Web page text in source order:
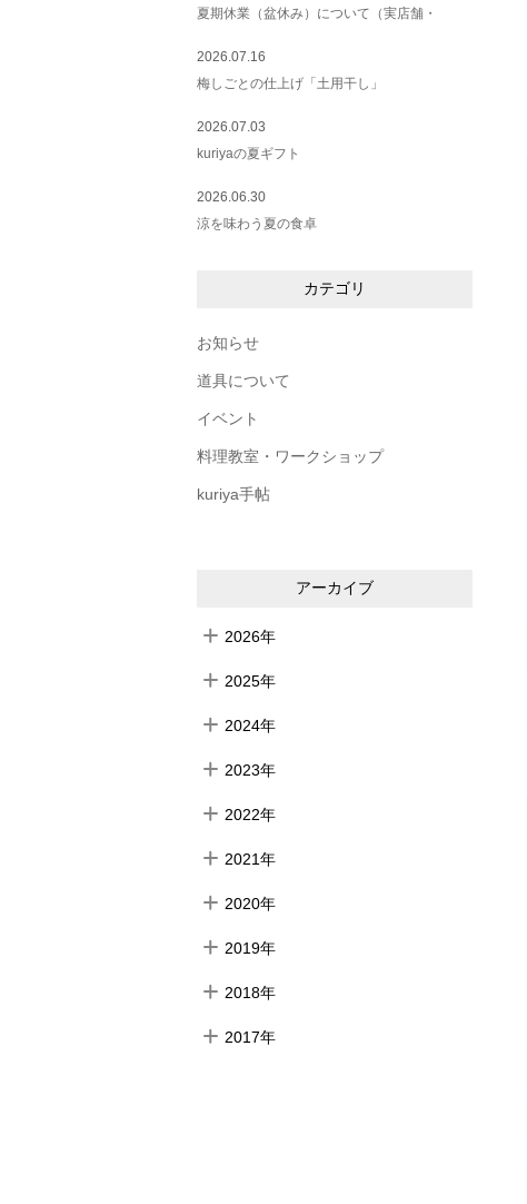
夏期休業（盆休み）について（実店舗・
2026.07.16
梅しごとの仕上げ「土用干し」
2026.07.03
kuriyaの夏ギフト
2026.06.30
涼を味わう夏の食卓
カテゴリ
お知らせ
道具について
イベント
料理教室・ワークショップ
kuriya手帖
アーカイブ
2026年
2025年
2024年
2023年
2022年
2021年
2020年
2019年
2018年
2017年